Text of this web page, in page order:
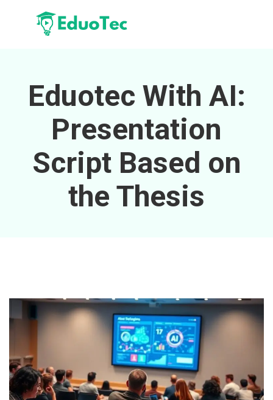
Eduotec With AI:
Presentation
Script Based on
the Thesis